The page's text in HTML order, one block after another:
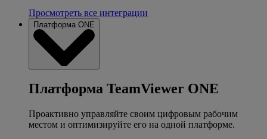
Просмотреть все интеграции
Платформа ONE
Платформа TeamViewer ONE
Проактивно управляйте своим цифровым рабочим
местом и оптимизируйте его на одной платформе.